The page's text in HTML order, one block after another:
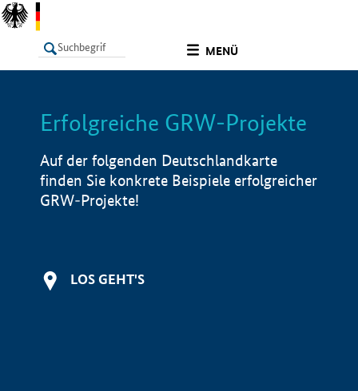
MENÜ
LISTE Info
Erfolgreiche GRW-Projekte
Auf der folgenden Deutschlandkarte
finden Sie konkrete Beispiele erfolgreicher
GRW-Projekte!
LOS GEHT'S